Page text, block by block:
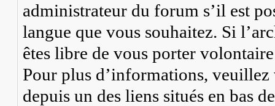
administrateur du forum s’il est
langue que vous souhaitez. Si
êtes libre de vous porter
Pour plus d’informations,
depuis un des liens situés en bas